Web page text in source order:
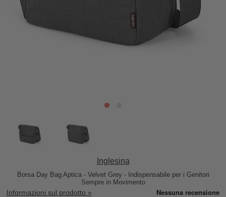
Inglesina
Borsa Day Bag Aptica - Velvet Grey - Indispensabile per i Genitori
Sempre in Movimento
Informazioni sul prodotto »